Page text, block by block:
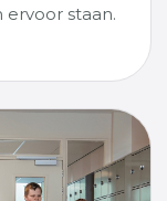
staan.